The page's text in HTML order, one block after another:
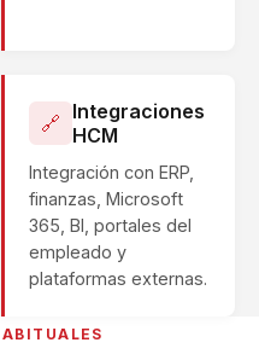
🔗 Integraciones
HCM
Integración con ERP,
finanzas, Microsoft
365, BI, portales del
empleado y
plataformas externas.